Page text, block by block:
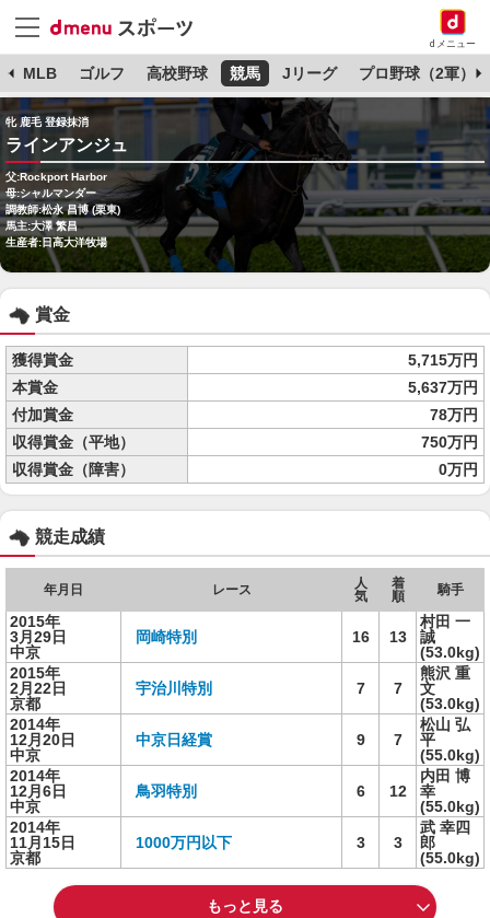
dメニュー
MLB ゴルフ 高校野球 競馬 Jリーグ プロ野球（2軍）
牝 鹿毛 登録抹消
ラインアンジュ
父:Rockport Harbor
母:シャルマンダー
調教師:松永 昌博 (栗東)
馬主:大澤 繁昌
生産者:日高大洋牧場
賞金
獲得賞金
5,715万円
本賞金
5,637万円
付加賞金
78万円
収得賞金（平地）
750万円
収得賞金（障害）
0万円
競走成績
年月日 レース
人
気
着
順
騎手
2015年
3月29日
中京
岡崎特別 16 13
村田 一
誠
(53.0kg)
2015年
2月22日
京都
宇治川特別 7 7
熊沢 重
文
(53.0kg)
2014年
12月20日
中京
中京日経賞 9 7
松山 弘
平
(55.0kg)
2014年
12月6日
中京
鳥羽特別 6 12
内田 博
幸
(55.0kg)
2014年
11月15日
京都
1000万円以下 3 3
武 幸四
郎
(55.0kg)
もっと見る